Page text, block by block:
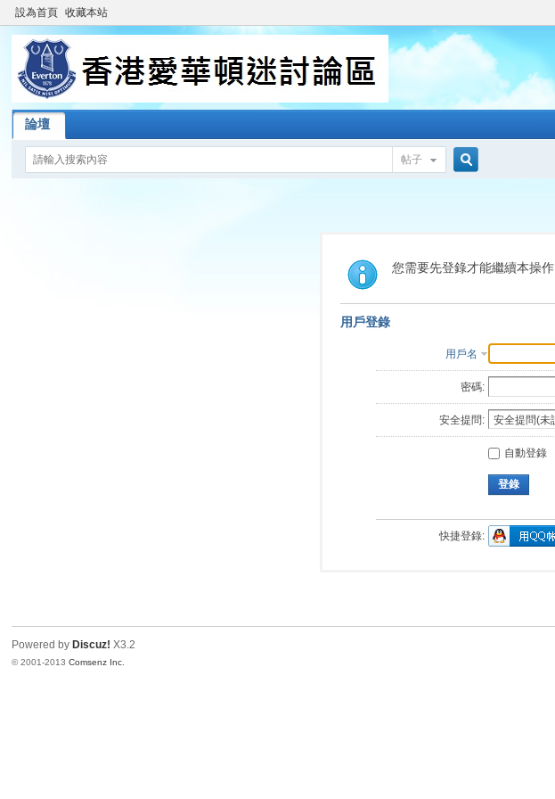
設為首頁 收藏本站
論壇
帖子
索
您需要先登錄才能繼續本操作
用戶登錄
用戶名
密碼:
安全提問:
自動登錄
登錄
快捷登錄:
Powered by Discuz! X3.2
© 2001-2013Comsenz Inc.